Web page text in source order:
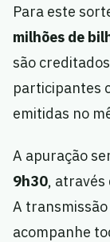
Para este
milhões de
são
participantes
emitidas no
A apuração
9h30, através
A
acompanhe